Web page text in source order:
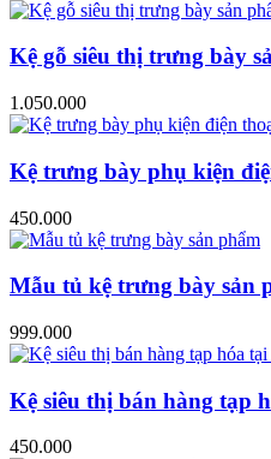
Kệ gỗ siêu thị trưng bày
1.050.000
Kệ trưng bày phụ kiện
450.000
Mẫu tủ kệ trưng bày sản
999.000
Kệ siêu thị bán hàng tạp
450.000